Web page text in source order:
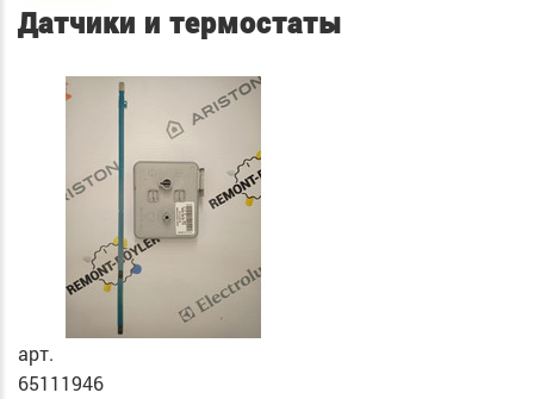
Датчики и термостаты
арт.
65111946